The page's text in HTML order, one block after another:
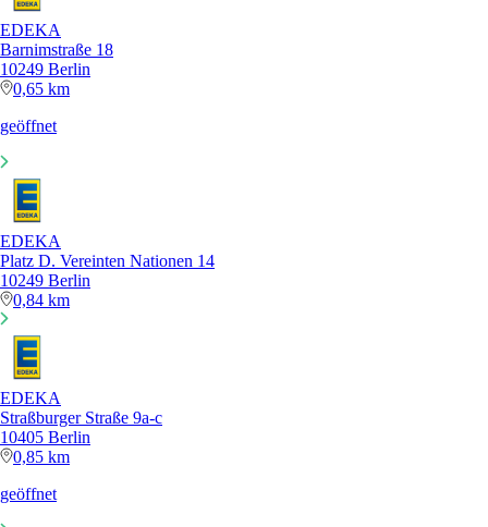
EDEKA
Barnimstraße 18
10249 Berlin
0,65 km
geöffnet
EDEKA
Platz D. Vereinten Nationen 14
10249 Berlin
0,84 km
EDEKA
Straßburger Straße 9a-c
10405 Berlin
0,85 km
geöffnet